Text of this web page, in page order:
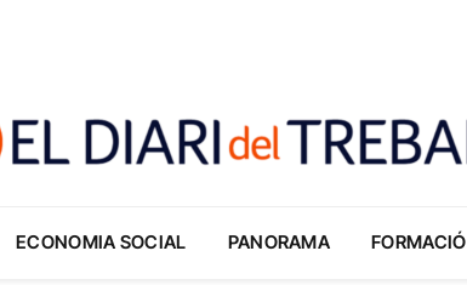
ECONOMIA SOCIAL PANORAMA FORMACIÓ